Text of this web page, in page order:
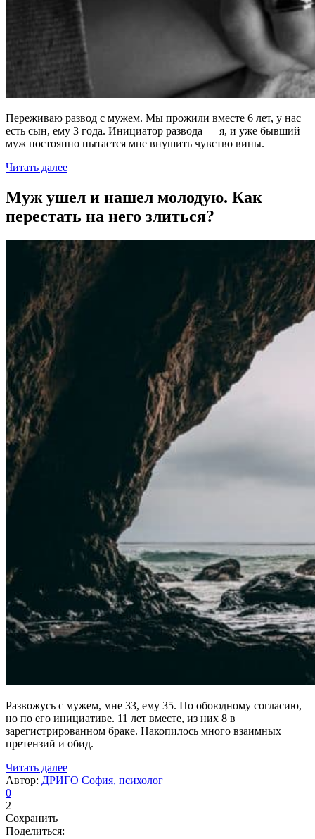
Переживаю развод с мужем. Мы прожили вместе 6 лет, у нас
есть сын, ему 3 года. Инициатор развода — я, и уже бывший
муж постоянно пытается мне внушить чувство вины.
Читать далее
Муж ушел и нашел молодую. Как
перестать на него злиться?
Развожусь с мужем, мне 33, ему 35. По обоюдному согласию,
но по его инициативе. 11 лет вместе, из них 8 в
зарегистрированном браке. Накопилось много взаимных
претензий и обид.
Читать далее
Автор: ДРИГО София, психолог
0
2
Сохранить
Поделиться: